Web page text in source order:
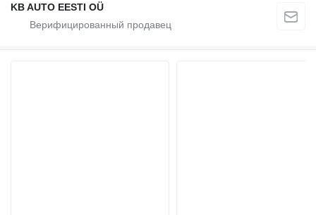
KB AUTO EESTI OÜ